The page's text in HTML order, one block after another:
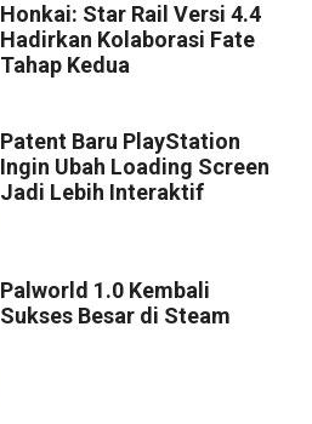
Honkai: Star Rail Versi 4.4
Hadirkan Kolaborasi Fate
Tahap Kedua
Patent Baru PlayStation
Ingin Ubah Loading Screen
Jadi Lebih Interaktif
Palworld 1.0 Kembali
Sukses Besar di Steam